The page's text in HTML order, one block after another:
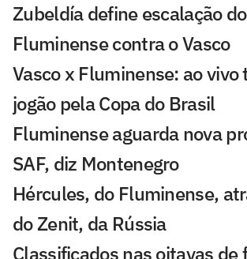
Zubeldía define escalação do
Fluminense contra o Vasco
Vasco x Fluminense: ao vivo
jogão pela Copa do Brasil
Fluminense aguarda nova
SAF, diz Montenegro
Hércules, do Fluminense,
do Zenit, da Rússia
Classificados nas oitavas de